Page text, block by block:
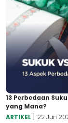
13 Perbedaan
yang Mana?
ARTIKEL | 22 Jun